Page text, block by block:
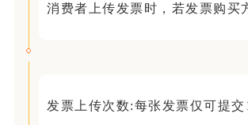
消费者上传发票时，若发票购买
发票上传次数:每张发票仅可提